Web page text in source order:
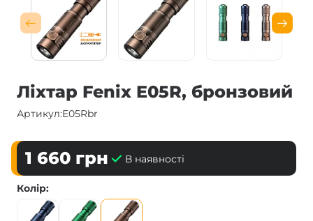
Ліхтар Fenix E05R, бронзовий
Артикул:E05Rbr
1 660 грн В наявності
Колір